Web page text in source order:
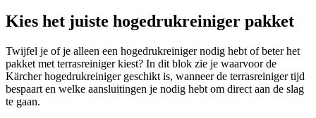
Kies het juiste hogedrukreiniger pakket
Twijfel je of je alleen een hogedrukreiniger nodig hebt of beter het
pakket met terrasreiniger kiest? In dit blok zie je waarvoor de
Kärcher hogedrukreiniger geschikt is, wanneer de terrasreiniger tijd
bespaart en welke aansluitingen je nodig hebt om direct aan de slag
te gaan.